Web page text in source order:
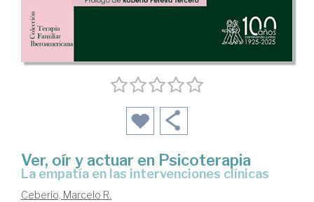
Ver, oír y actuar en Psicoterapia
La empatía en las intervenciones clínicas
Ceberio, Marcelo R.